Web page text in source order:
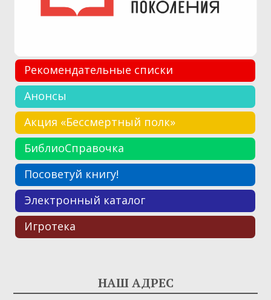
Рекомендательные списки
Анонсы
Акция «Бессмертный полк»
БиблиоСправочка
Посоветуй книгу!
Электронный каталог
Игротека
НАШ АДРЕС